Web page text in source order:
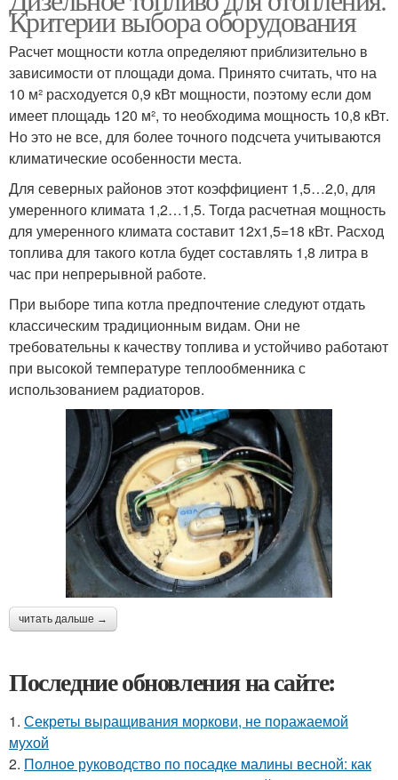
Критерии выбора оборудования
Расчет мощности котла определяют приблизительно в
зависимости от площади дома. Принято считать, что на
10 м² расходуется 0,9 кВт мощности, поэтому если дом
имеет площадь 120 м², то необходима мощность 10,8 кВт.
Но это не все, для более точного подсчета учитываются
климатические особенности места.
Для северных районов этот коэффициент 1,5…2,0, для
умеренного климата 1,2…1,5. Тогда расчетная мощность
для умеренного климата составит 12х1,5=18 кВт. Расход
топлива для такого котла будет составлять 1,8 литра в
час при непрерывной работе.
При выборе типа котла предпочтение следуют отдать
классическим традиционным видам. Они не
требовательны к качеству топлива и устойчиво работают
при высокой температуре теплообменника с
использованием радиаторов.
читать дальше →
Последние обновления на сайте:
1. Секреты выращивания моркови, не поражаемой
мухой
2. Полное руководство по посадке малины весной: как